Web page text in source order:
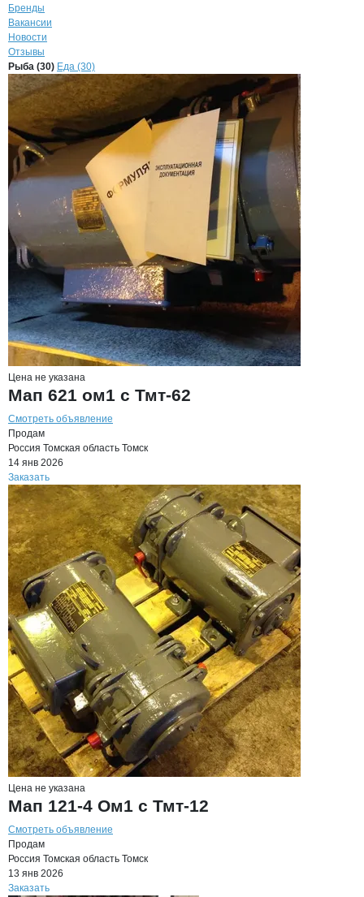
Бренды
Вакансии
Новости
Отзывы
ПродукцияРоманович Владимир
Навигация по продуктам
Рыба (30) Еда (30)
Цена не указана
Мап 621 ом1 с Тмт-62
Смотреть объявление
Продам
Россия Томская область Томск
14 янв 2026
Заказать
Цена не указана
Мап 121-4 Ом1 с Тмт-12
Смотреть объявление
Продам
Россия Томская область Томск
13 янв 2026
Заказать